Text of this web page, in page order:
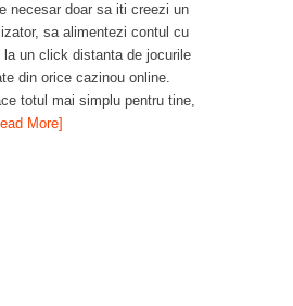
necesar doar sa iti creezi un
sa alimentezi contul cu
la un click distanta de jocurile
din orice cazinou online.
totul mai simplu pentru tine,
More]